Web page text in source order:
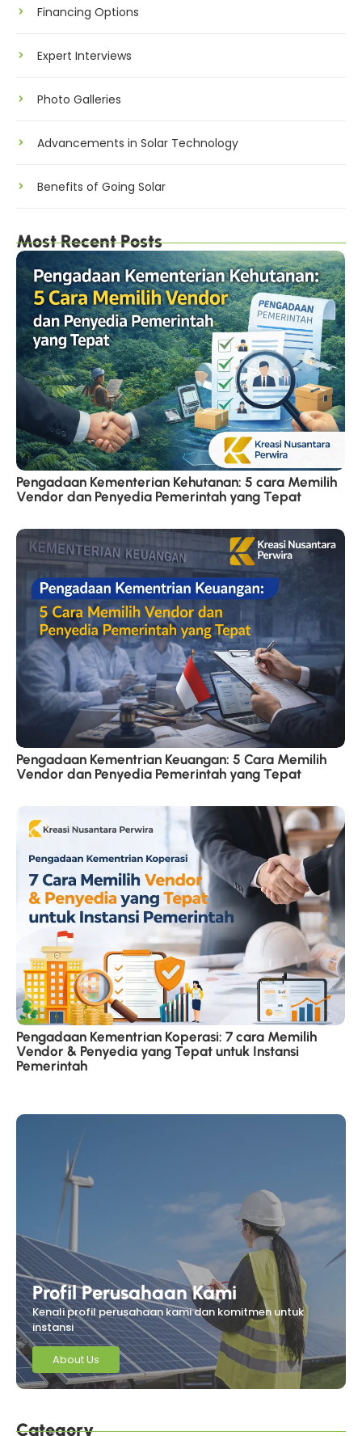
Financing Options
Expert Interviews
Photo Galleries
Advancements in Solar Technology
Benefits of Going Solar
Most Recent Posts
Pengadaan Kementerian Kehutanan: 5 cara Memilih
Vendor dan Penyedia Pemerintah yang Tepat
Pengadaan Kementrian Keuangan: 5 Cara Memilih
Vendor dan Penyedia Pemerintah yang Tepat
Pengadaan Kementrian Koperasi: 7 cara Memilih
Vendor & Penyedia yang Tepat untuk Instansi
Pemerintah
Profil Perusahaan Kami
Kenali profil perusahaan kami dan komitmen untuk
instansi
About Us
Category